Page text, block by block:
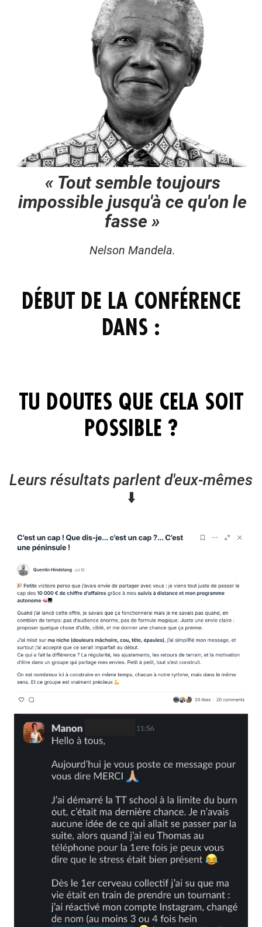
« Tout semble toujours
impossible jusqu'à ce qu'on le
fasse »
Nelson Mandela.
DÉBUT DE LA CONFÉRENCE
DANS :
TU DOUTES QUE CELA SOIT
POSSIBLE ?
Leurs résultats parlent d'eux-mêmes
⬇️